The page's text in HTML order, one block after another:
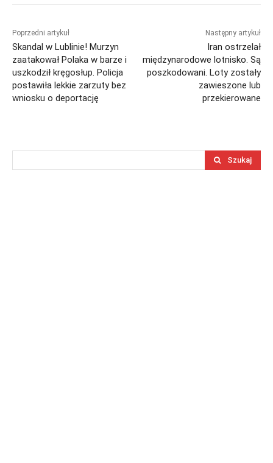
Poprzedni artykuł
Skandal w Lublinie! Murzyn
zaatakował Polaka w barze i
uszkodził kręgosłup. Policja
postawiła lekkie zarzuty bez
wniosku o deportację
Następny artykuł
Iran ostrzelał
międzynarodowe lotnisko. Są
poszkodowani. Loty zostały
zawieszone lub
przekierowane
Szukaj